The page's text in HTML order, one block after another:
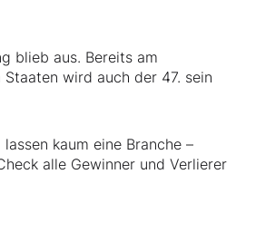
blieb aus. Bereits am
wird auch der 47. sein
kaum eine Branche –
alle Gewinner und Verlierer